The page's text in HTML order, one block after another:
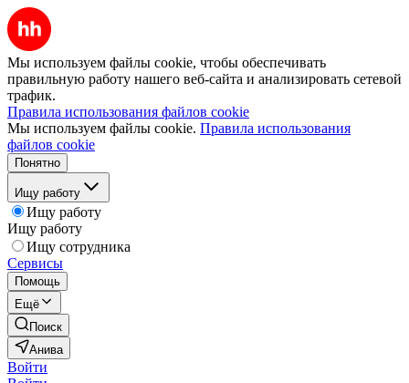
Мы используем файлы cookie, чтобы обеспечивать
правильную работу нашего веб-сайта и анализировать сетевой
трафик.
Правила использования файлов cookie
Мы используем файлы cookie. Правила использования
файлов cookie
Понятно
Ищу работу
Ищу работу
Ищу работу
Ищу сотрудника
Сервисы
Помощь
Ещё
Поиск
Анива
Войти